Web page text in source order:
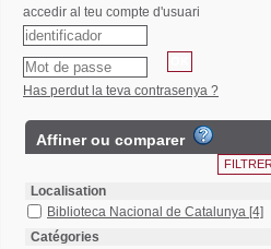
accedir al teu compte d'usuari
Has perdut la teva contrasenya ?
Affiner ou comparer
Localisation
Biblioteca Nacional de Catalunya [4]
Catégories